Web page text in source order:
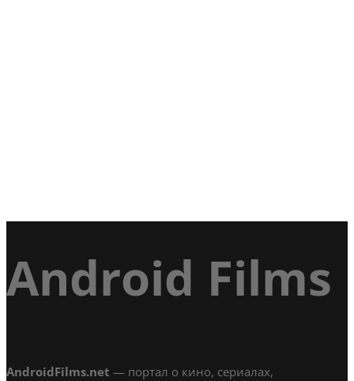
Android Films
AndroidFilms.net — портал о кино, сериалах,